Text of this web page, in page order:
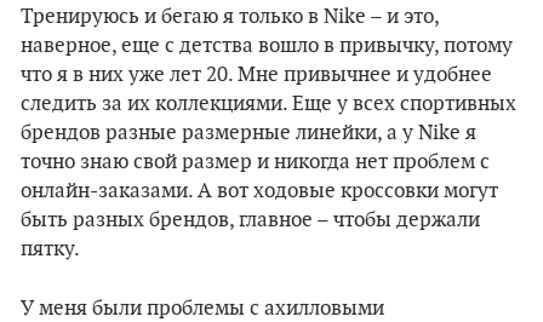
Тренируюсь и бегаю я только в Nike – и это,
наверное, еще с детства вошло в привычку, потому
что я в них уже лет 20. Мне привычнее и удобнее
следить за их коллекциями. Еще у всех спортивных
брендов разные размерные линейки, а у Nike я
точно знаю свой размер и никогда нет проблем с
онлайн-заказами. А вот ходовые кроссовки могут
быть разных брендов, главное – чтобы держали
пятку.
У меня были проблемы с ахилловыми